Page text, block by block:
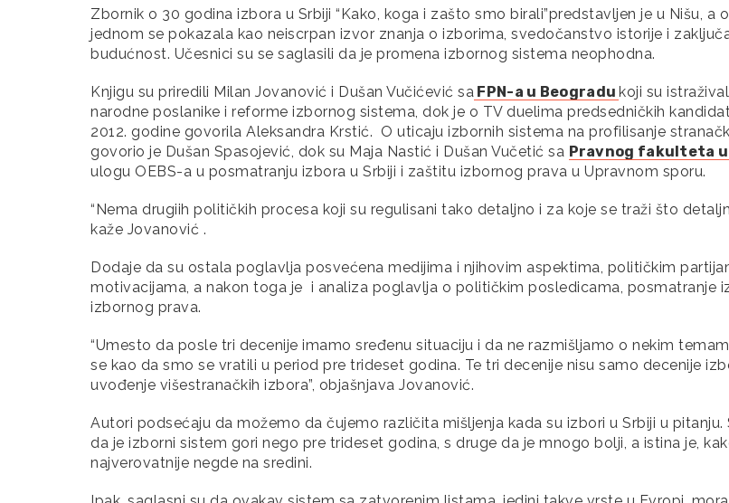
Zbornik o 30 godina izbora u Srbiji “Kako, koga i zašto smo birali”predstavljen je u Nišu, a
jednom se pokazala kao neiscrpan izvor znanja o izborima, svedočanstvo istorije i
budućnost. Učesnici su se saglasili da je promena izbornog sistema neophodna.
Knjigu su priredili Milan Jovanović i Dušan Vučićević sa FPN-a u Beogradukoji su
narodne poslanike i reforme izbornog sistema, dok je o TV duelima predsedničkih
2012. godine govorila Aleksandra Krstić. O uticaju izbornih sistema na profilisanje
govorio je Dušan Spasojević, dok su Maja Nastić i Dušan Vučetić sa Pravnog fakulteta u
ulogu OEBS-a u posmatranju izbora u Srbiji i zaštitu izbornog prava u Upravnom sporu.
“Nema drugiih političkih procesa koji su regulisani tako detaljno i za koje se traži što
kaže Jovanović .
Dodaje da su ostala poglavlja posvećena medijima i njihovim aspektima, političkim
motivacijama, a nakon toga je i analiza poglavlja o političkim posledicama, posmatranje
izbornog prava.
“Umesto da posle tri decenije imamo sređenu situaciju i da ne razmišljamo o nekim
se kao da smo se vratili u period pre trideset godina. Te tri decenije nisu samo decenije
uvođenje višestranačkih izbora”, objašnjava Jovanović.
Autori podsećaju da možemo da čujemo različita mišljenja kada su izbori u Srbiji u pitanju.
da je izborni sistem gori nego pre trideset godina, s druge da je mnogo bolji, a istina je,
najverovatnije negde na sredini.